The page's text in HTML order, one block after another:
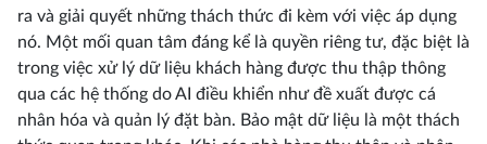
ra và giải quyết những thách thức đi kèm với việc áp dụng
nó. Một mối quan tâm đáng kể là quyền riêng tư, đặc biệt là
trong việc xử lý dữ liệu khách hàng được thu thập thông
qua các hệ thống do AI điều khiển như đề xuất được cá
nhân hóa và quản lý đặt bàn. Bảo mật dữ liệu là một thách